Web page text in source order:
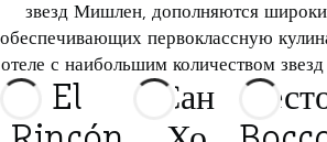
звезд Мишлен, дополняются
обеспечивающих первоклассную
отеле с наибольшим количеством
El
Сан